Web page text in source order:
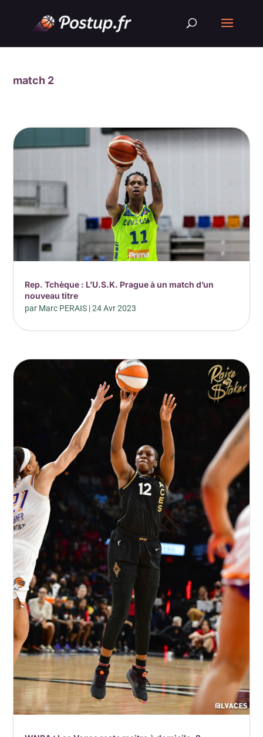
match 2
Rep. Tchèque : L’U.S.K. Prague à un match d’un
nouveau titre
par Marc PERAIS |24 Avr 2023